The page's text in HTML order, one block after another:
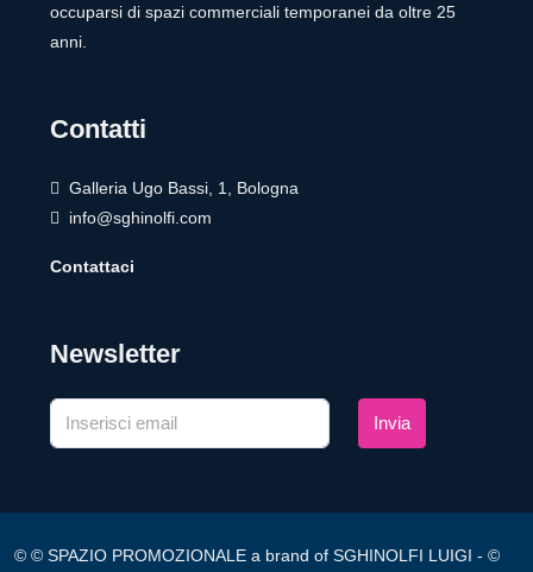
occuparsi di spazi commerciali temporanei da oltre 25
anni.
Contatti
Galleria Ugo Bassi, 1, Bologna
info@sghinolfi.com
Contattaci
Newsletter
Invia
© © SPAZIO PROMOZIONALE a brand of SGHINOLFI LUIGI - ©